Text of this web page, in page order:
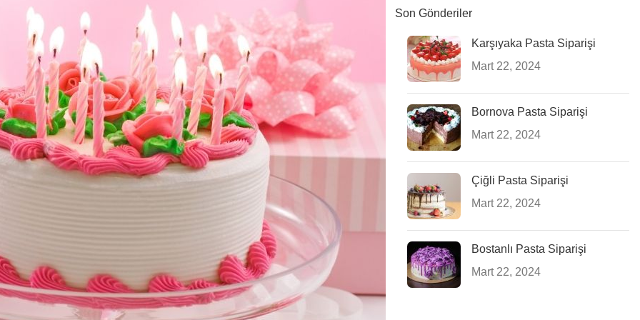
Son Gönderiler
Karşıyaka Pasta Siparişi
Mart 22, 2024
Bornova Pasta Siparişi
Mart 22, 2024
Çiğli Pasta Siparişi
Mart 22, 2024
Bostanlı Pasta Siparişi
Mart 22, 2024